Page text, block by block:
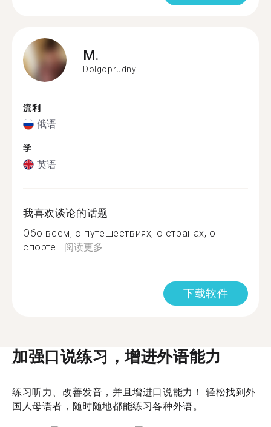
M.
Dolgoprudny
流利
俄语
学
英语
我喜欢谈论的话题
Обо всем, о путешествиях, о странах, о
спорте... 阅读更多
下载软件
加强口说练习，增进外语能力
练习听力、改善发音，并且增进口说能力！ 轻松找到外
国人母语者，随时随地都能练习各种外语。